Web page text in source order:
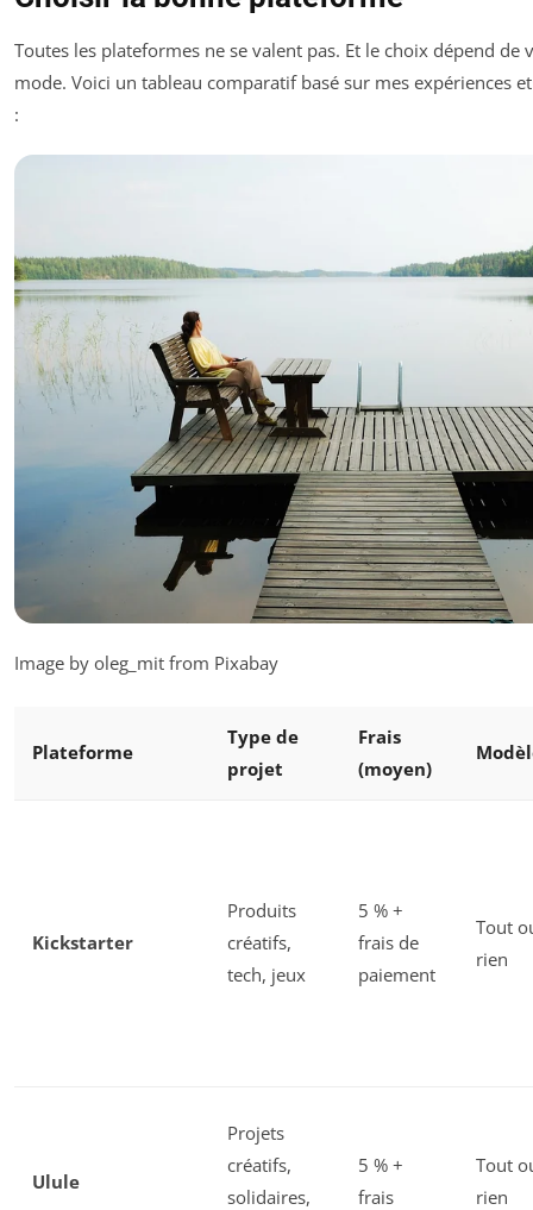
Toutes les plateformes ne se valent pas. Et le choix dépend de
mode. Voici un tableau comparatif basé sur mes expériences
:
Image by oleg_mit from Pixabay
Plateforme
Type de
projet
Frais
(moyen)
Kickstarter
Produits
créatifs,
tech, jeux
5 % +
frais de
paiement
Tout
rien
Ulule
Projets
créatifs,
solidaires,
5 % +
frais
Tout
rien